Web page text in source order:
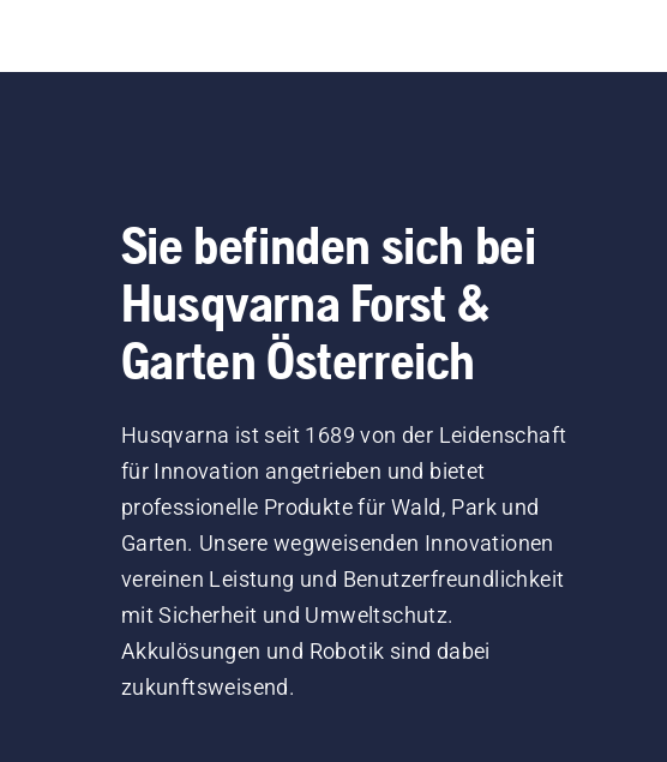
Sie befinden sich bei
Husqvarna Forst &
Garten Österreich
Husqvarna ist seit 1689 von der Leidenschaft
für Innovation angetrieben und bietet
professionelle Produkte für Wald, Park und
Garten. Unsere wegweisenden Innovationen
vereinen Leistung und Benutzerfreundlichkeit
mit Sicherheit und Umweltschutz.
Akkulösungen und Robotik sind dabei
zukunftsweisend.